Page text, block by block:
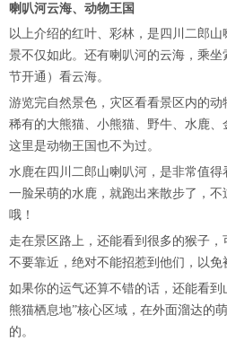
喇叭河云海、动物王国
以上介绍的红叶、彩林，是四川二郎
景不仅如此。还有喇叭河的云海，乘
节开通）看云海。
游览完自然景色，灾区看看景区内的动
稀有的大熊猫、小熊猫、野牛、水鹿
这里是动物王国也不为过。
水鹿在四川二郎山喇叭河，是非常值得
一脸呆萌的水鹿，就跑出来散步了，
哦！
走在景区路上，还能看到很多的猴子
不要靠近，绝对不能招惹到他们，以免
如果你的运气还算不错的话，还能看
熊猫栖息地”核心区域，在外面溜达的
的。